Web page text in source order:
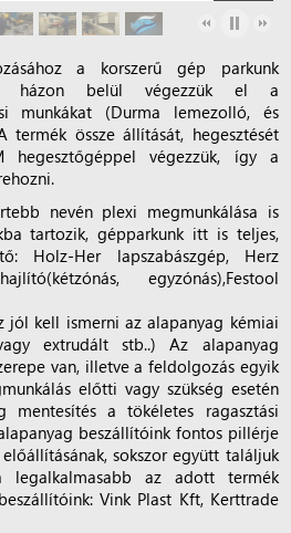
a korszerű gép parkunk
házon belül végezzük el a
munkákat (Durma lemezolló, és
össze állítását, hegesztését
hegesztőgéppel végezzük, így a
nevén plexi megmunkálása is
tartozik, gépparkunk itt is teljes,
Holz-Her lapszabászgép, Herz
egyzónás),Festool
jól kell ismerni az alapanyag kémiai
extrudált stb..) Az alapanyag
van, illetve a feldolgozás egyik
előtti vagy szükség esetén
mentesítés a tökéletes ragasztási
beszállítóink fontos pillérje
sokszor együtt találjuk
az adott termék
Vink Plast Kft, Kerttrade